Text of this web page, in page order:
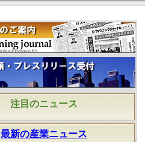
注目のニュース
最新の産業ニュース